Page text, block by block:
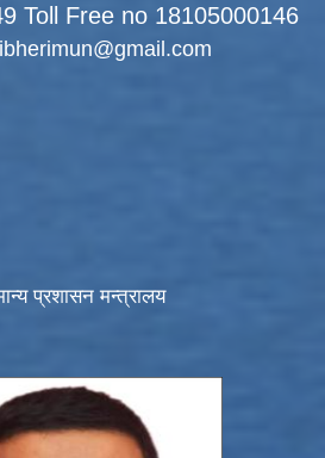
Toll Free no 18105000146
प्रशासन मन्त्रालय